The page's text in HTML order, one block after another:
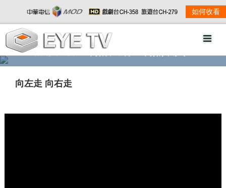
如何收看
精彩影音 劇情大綱
向左走 向右走